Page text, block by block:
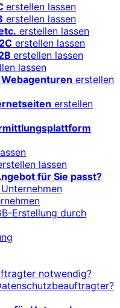
erstellen lassen
erstellen lassen
erstellen lassen
erstellen lassen
erstellen lassen
lassen
erstellen
erstellen
lassen
für Sie passt?
Erstellung durch
notwendig?